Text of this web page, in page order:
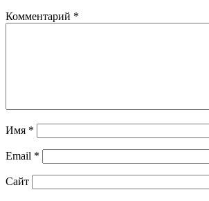
Комментарий *
Имя *
Email *
Сайт